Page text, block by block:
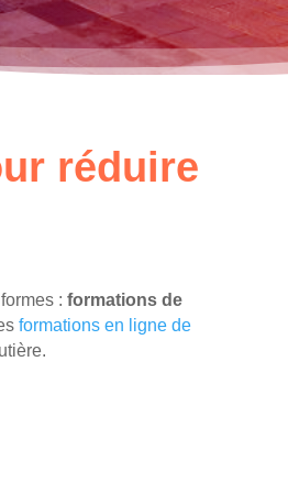
réduire
: formations de
formations en ligne de